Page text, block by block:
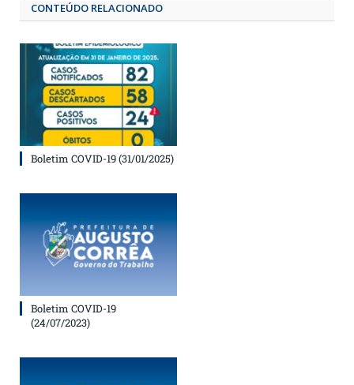
CONTEÚDO RELACIONADO
Boletim COVID-19 (31/01/2025)
Boletim COVID-19
(24/07/2023)